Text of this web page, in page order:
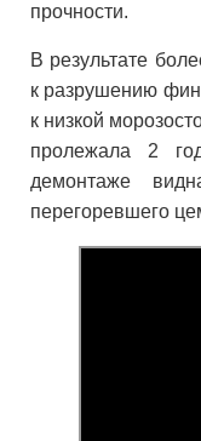
прочности.
В результате
к разрушению
к низкой
пролежала 2
демонтаже
перегоревшего